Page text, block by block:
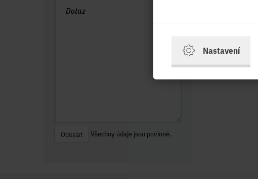
Odeslat Všechny údaje jsou povinné.
Nastavení